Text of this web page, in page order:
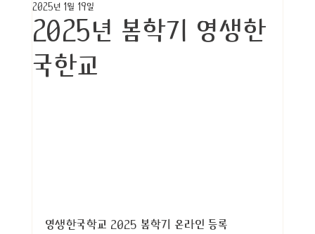
선교소식
2025년 봄학기 영생한
국한교
2025년 1월 19일
영생한국학교 2025 봄학기 온라인 등록